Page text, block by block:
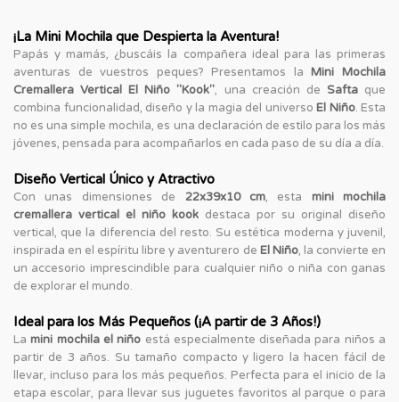
¡La Mini Mochila que Despierta la Aventura!
Papás y mamás, ¿buscáis la compañera ideal para las primeras
aventuras de vuestros peques? Presentamos laMini Mochila
Cremallera Vertical El Niño "Kook", una creación de Saftaque
combina funcionalidad, diseño y la magia del universo El Niño. Esta
no es una simple mochila, es una declaración de estilo para los más
jóvenes, pensada para acompañarlos en cada paso de su día a día.
Diseño Vertical Único y Atractivo
Con unas dimensiones de 22x39x10 cm, esta mini mochila
cremallera vertical el niño kook destaca por su original diseño
vertical, que la diferencia del resto. Su estética moderna y juvenil,
inspirada en el espíritu libre y aventurero de El Niño, la convierte en
un accesorio imprescindible para cualquier niño o niña con ganas
de explorar el mundo.
Ideal para los Más Pequeños (¡A partir de 3 Años!)
Lamini mochila el niño está especialmente diseñada para niños a
partir de 3 años. Su tamaño compacto y ligero la hacen fácil de
llevar, incluso para los más pequeños. Perfecta para el inicio de la
etapa escolar, para llevar sus juguetes favoritos al parque o para